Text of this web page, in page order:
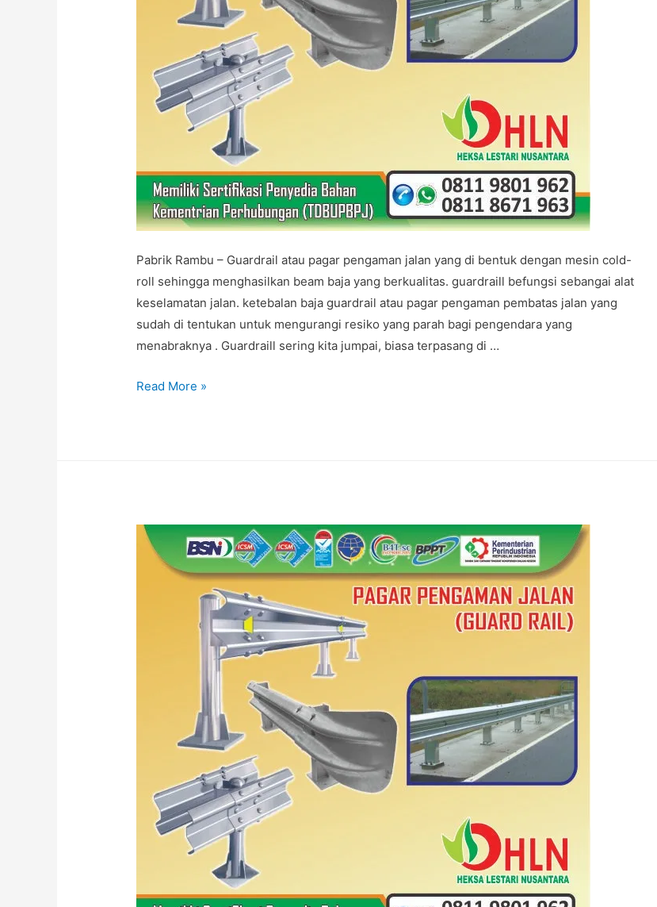
Pabrik Rambu – Guardrail atau pagar pengaman jalan yang di bentuk dengan mesin cold-
roll sehingga menghasilkan beam baja yang berkualitas. guardraill befungsi sebangai alat
keselamatan jalan. ketebalan baja guardrail atau pagar pengaman pembatas jalan yang
sudah di tentukan untuk mengurangi resiko yang parah bagi pengendara yang
menabraknya . Guardraill sering kita jumpai, biasa terpasang di …
Guardrail
Read More »